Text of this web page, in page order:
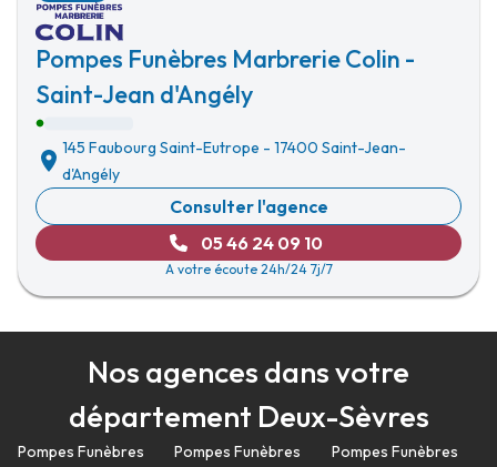
Pompes Funèbres Marbrerie Colin -
Saint-Jean d'Angély
145 Faubourg Saint-Eutrope - 17400 Saint-Jean-
d'Angély
Consulter l'agence
05 46 24 09 10
A votre écoute 24h/24 7j/7
Nos agences dans votre
département Deux-Sèvres
Pompes Funèbres
Pompes Funèbres
Pompes Funèbres